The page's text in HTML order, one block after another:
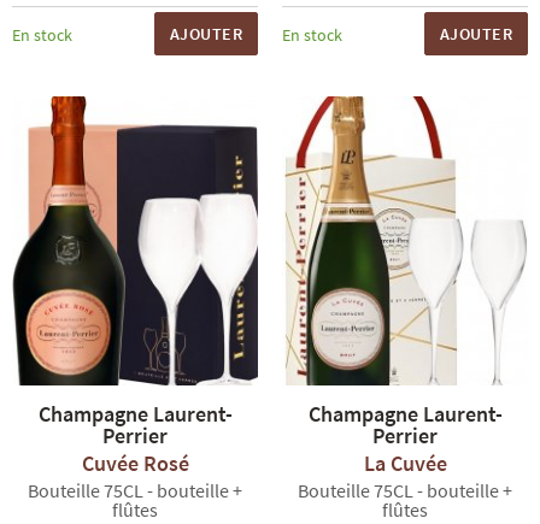
En stock AJOUTER En stock AJOUTER
Champagne Laurent-
Perrier
Cuvée Rosé
Bouteille 75CL - bouteille +
flûtes
Champagne Laurent-
Perrier
La Cuvée
Bouteille 75CL - bouteille +
flûtes